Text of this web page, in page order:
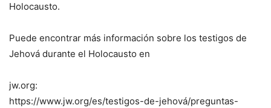
Holocausto.
Puede encontrar más información sobre los testigos de
Jehová durante el Holocausto en
jw.org:
https://www.jw.org/es/testigos-de-jehová/preguntas-